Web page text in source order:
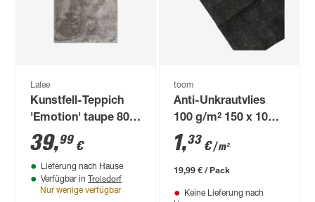
Lalee
Kunstfell-Teppich
'Emotion' taupe 80 x
150 cm
39,99 €
Lieferung nach Hause
Verfügbar in Troisdorf
Nur wenige verfügbar
toom
Anti-Unkrautvlies
100 g/m² 150 x 1000
cm
1,33 €/ m²
19,99 € / Pack
Keine Lieferung nach